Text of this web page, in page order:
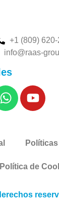
+1 (809)
info@raas-
Política de